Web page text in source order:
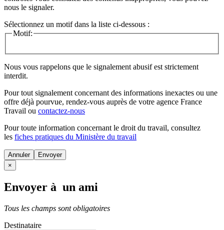
nous le signaler.
Sélectionnez un motif dans la liste ci-dessous :
Motif:
Nous vous rappelons que le signalement abusif est strictement
interdit.
Pour tout signalement concernant des informations inexactes ou une
offre déjà pourvue, rendez-vous auprès de votre agence France
Travail ou contactez-nous
Pour toute information concernant le droit du travail, consultez
les fiches pratiques du Ministère du travail
Annuler
×
Envoyer à un ami
Tous les champs sont obligatoires
Destinataire